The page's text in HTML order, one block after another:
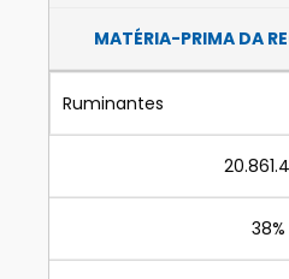
MATÉRIA-PRIMA DA
Ruminantes
38%